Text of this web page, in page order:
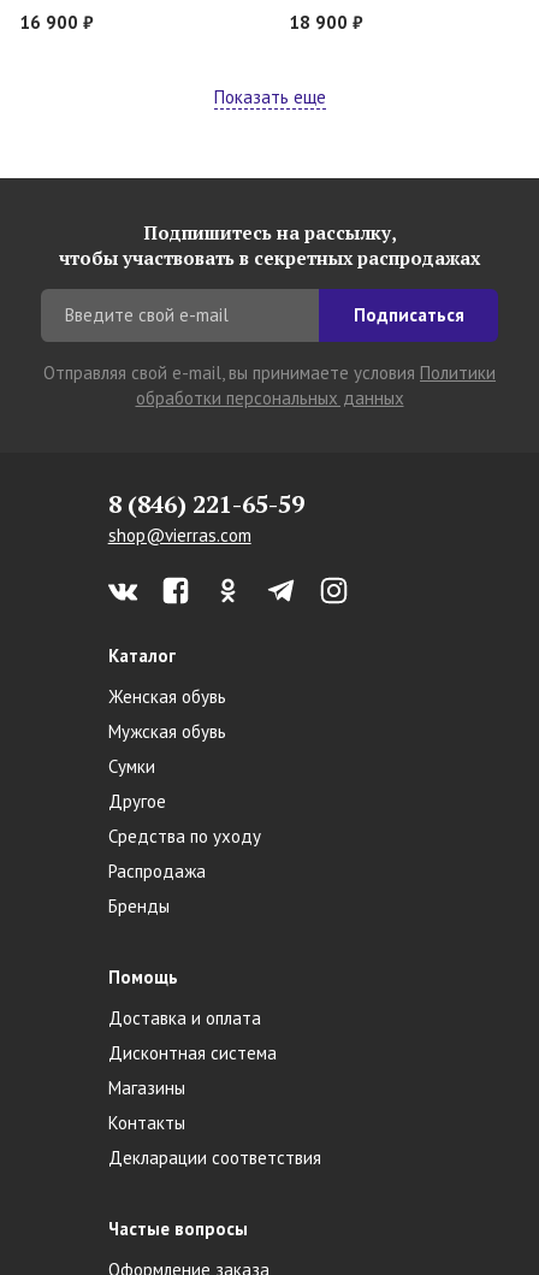
16 900 ₽
18 900 ₽
Показать еще
Подпишитесь на рассылку,
чтобы участвовать в секретных распродажах
Подписаться
Отправляя свой e-mail, вы принимаете условия Политики
обработки персональных данных
8 (846) 221-65-59
shop@vierras.com
Каталог
Женская обувь
Мужская обувь
Сумки
Другое
Средства по уходу
Распродажа
Бренды
Помощь
Доставка и оплата
Дисконтная система
Магазины
Контакты
Декларации соответствия
Частые вопросы
Оформление заказа